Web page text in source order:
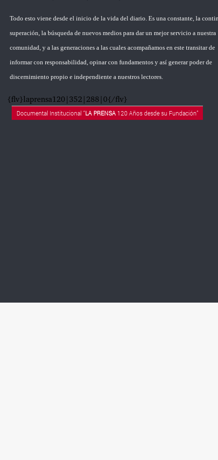
Todo esto viene desde el inicio de la vida del diario. Es una constante, la
superación, la búsqueda de nuevos medios para dar un mejor servicio a nuestra
comunidad, y a las generaciones a las cuales acompañamos en este transitar de
informar con responsabilidad, opinar con fundamentos y así generar poder de
discernimiento propio e independiente a nuestros lectores.
{flv}laprensa120|352|288|0{/flv}
Documental Institucional “LA PRENSA120 Años desde su Fundación”